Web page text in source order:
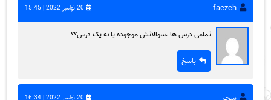
faezeh 20 نوامبر 2022 | 15:45
تمامی درس ها ،سوالاتش موجوده یا نه یک درس؟؟
پاسخ
20 نوامبر 2022 | 16:34